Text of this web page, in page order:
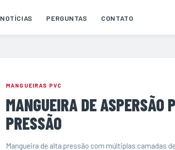
NOTÍCIAS PERGUNTAS CONTATO
MANGUEIRAS PVC
MANGUEIRA DE ASPERSÃO
PRESSÃO
Mangueira de alta pressão com múltiplas camadas